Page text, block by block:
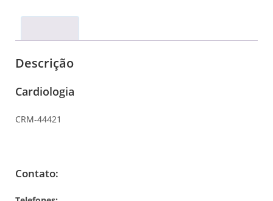
Descrição
Cardiologia
CRM-44421
Contato: